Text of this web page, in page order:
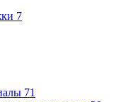
7
71